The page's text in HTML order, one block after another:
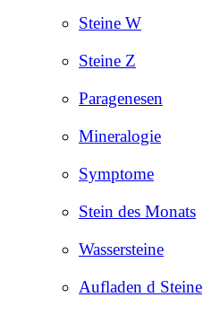
Steine W
Steine Z
Paragenesen
Mineralogie
Symptome
Stein des Monats
Wassersteine
Aufladen d Steine